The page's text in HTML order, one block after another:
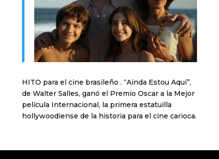
HITO para el cine brasileño . “Ainda Estou Aqui”,
de Walter Salles, ganó el Premio Oscar a la Mejor
película Internacional, la primera estatuilla
hollywoodiense de la historia para el cine carioca.